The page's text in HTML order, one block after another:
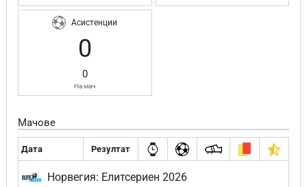
Асистенции
0
0
На мач
Мачове
Дата Резултат
Норвегия: Елитсериен 2026